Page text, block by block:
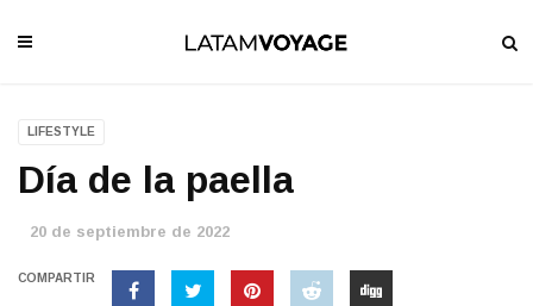
LIFESTYLE
Día de la paella
20 de septiembre de 2022
COMPARTIR